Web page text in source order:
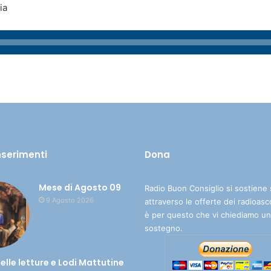
Mese di Agosto 09
9 Agosto 2026
letture e Lodi Mattutine
Dona
Radio Buon Consiglio si sostiene
attraverso le offerte dei
è per questo che vi chiediamo un
sostegno.